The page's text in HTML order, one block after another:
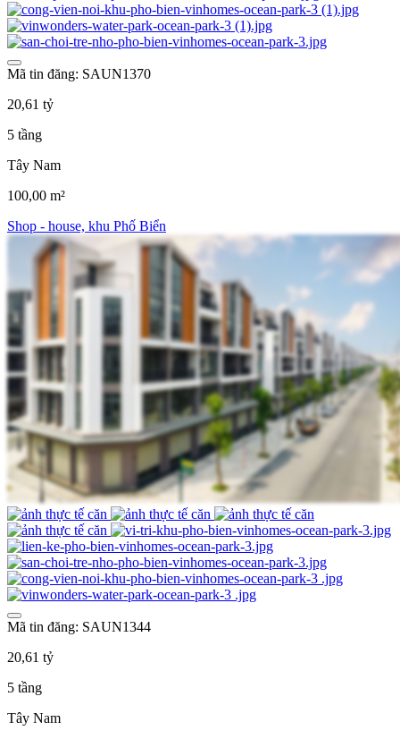
Mã tin đăng: SAUN1370
20,61 tỷ
5 tầng
Tây Nam
100,00 m²
Shop - house, khu Phố Biển
Mã tin đăng: SAUN1344
20,61 tỷ
5 tầng
Tây Nam